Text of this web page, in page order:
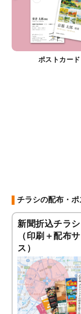
ポストカード
チラシの配布・
新聞折込チラシ
（印刷＋配布
ス）